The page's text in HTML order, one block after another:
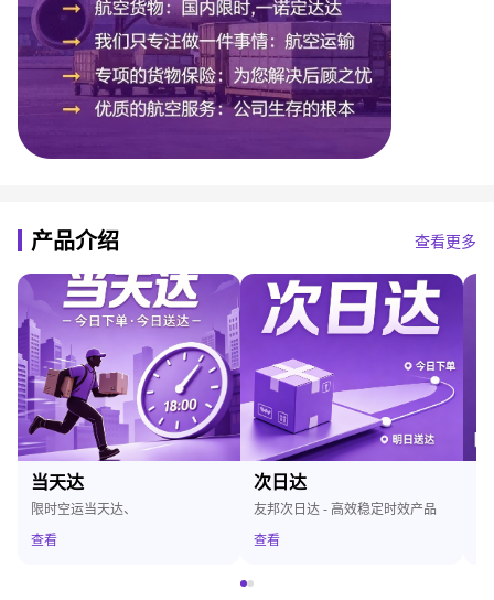
产品介绍 查看更多
隔日达
友邦隔日达 - 经济时效产品
查看
陆运件
友邦陆运件 - 经济实惠陆运服务
查看